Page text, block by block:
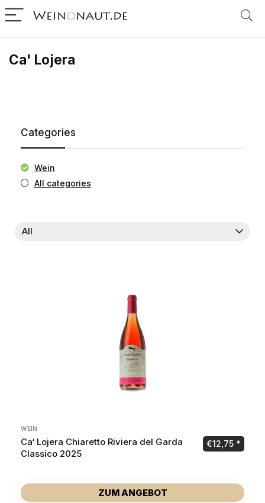
Ca' Lojera
Categories
Wein
All categories
All
WEIN
Ca‘ Lojera Chiaretto Riviera del Garda
Classico 2025
€12,75
ZUM ANGEBOT